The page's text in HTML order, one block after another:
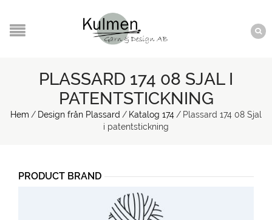
PLASSARD 174 08 SJAL I
PATENTSTICKNING
Hem / Design från Plassard / Katalog 174 / Plassard 174 08 Sjal
i patentstickning
PRODUCT BRAND